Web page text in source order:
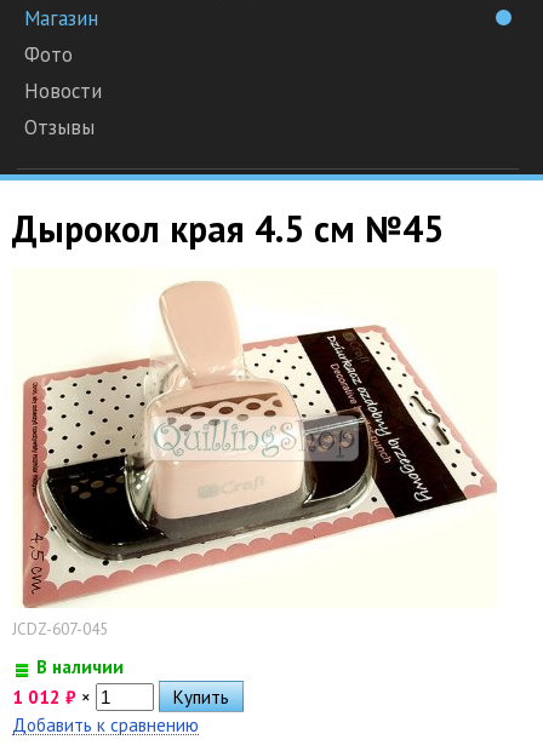
Магазин
Фото
Новости
Отзывы
Дырокол края 4.5 см №45
JCDZ-607-045
В наличии
1 012 ₽ ×
Добавить к сравнению